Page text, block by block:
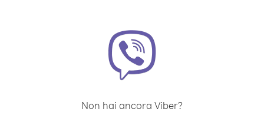
Non hai ancora Viber?